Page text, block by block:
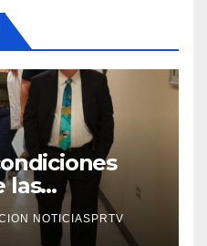
las
NOTICIASPRTV